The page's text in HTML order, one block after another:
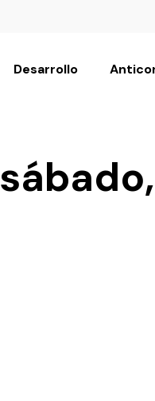
Desarrollo